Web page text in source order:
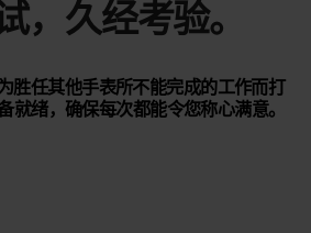
，久经考验。
胜任其他手表所不能完成的工作而打
就绪，确保每次都能令您称心满意。